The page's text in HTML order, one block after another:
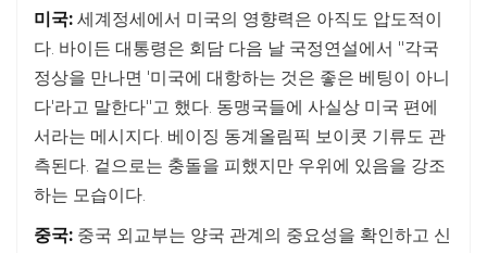
미국:세계정세에서 미국의 영향력은 아직도 압도적이
다. 바이든 대통령은 회담 다음 날 국정연설에서 "각국
정상을 만나면 '미국에 대항하는 것은 좋은 베팅이 아니
다'라고 말한다"고 했다. 동맹국들에 사실상 미국 편에
서라는 메시지다. 베이징 동계올림픽 보이콧 기류도 관
측된다. 겉으로는 충돌을 피했지만 우위에 있음을 강조
하는 모습이다.
중국: 중국 외교부는 양국 관계의 중요성을 확인하고 신